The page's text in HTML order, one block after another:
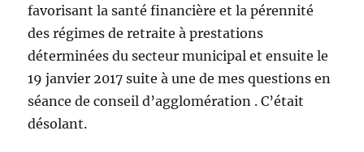
favorisant la santé financière et la pérennité
des régimes de retraite à prestations
déterminées du secteur municipal et ensuite le
19 janvier 2017 suite à une de mes questions en
séance de conseil d’agglomération . C’était
désolant.